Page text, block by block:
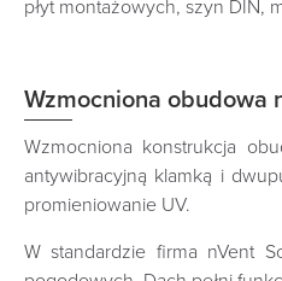
płyt montażowych, szyn DIN,
Wzmocniona obudowa
Wzmocniona konstrukcja
antywibracyjną klamką i
promieniowanie UV.
W standardzie firma nVent